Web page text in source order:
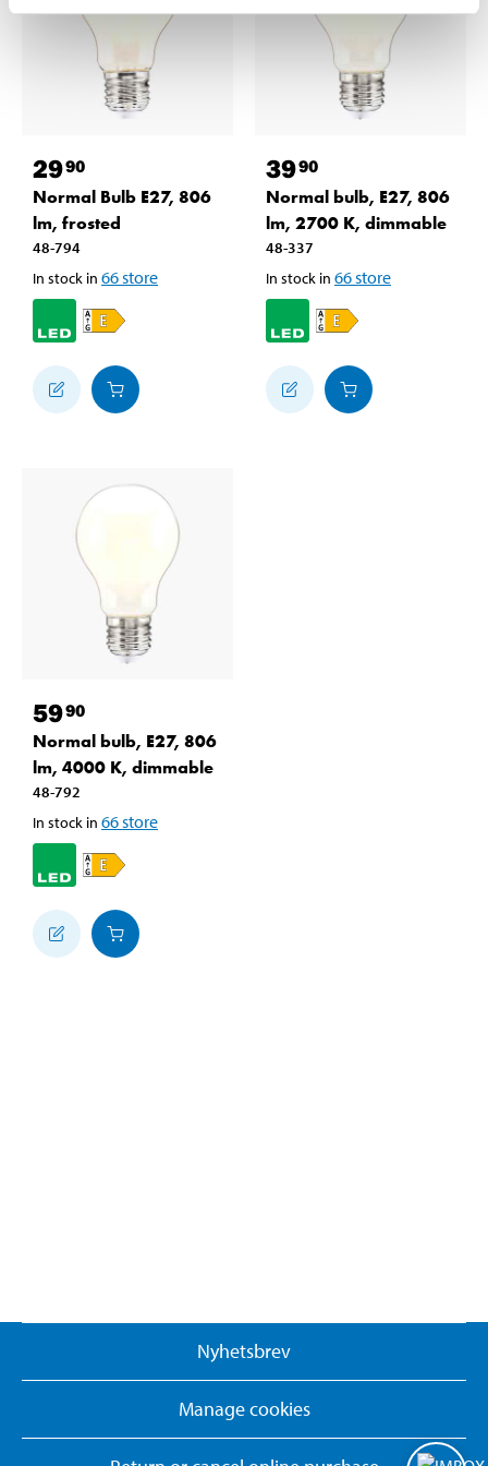
2990
Normal Bulb E27, 806
lm, frosted
48-794
In stock in 66store
3990
Normal bulb, E27, 806
lm, 2700 K, dimmable
48-337
In stock in 66store
5990
Normal bulb, E27, 806
lm, 4000 K, dimmable
48-792
In stock in 66store
Nyhetsbrev
Manage cookies